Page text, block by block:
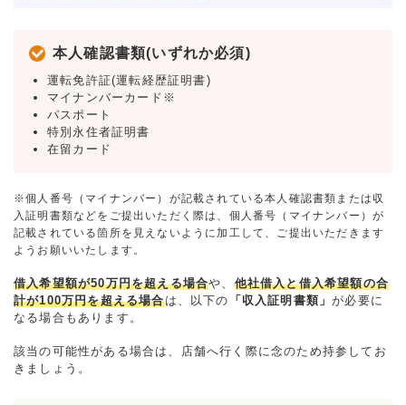
本人確認書類(いずれか必須)
運転免許証(運転経歴証明書)
マイナンバーカード※
パスポート
特別永住者証明書
在留カード
※個人番号（マイナンバー）が記載されている本人確認書類または収
入証明書類などをご提出いただく際は、個人番号（マイナンバー）が
記載されている箇所を見えないように加工して、ご提出いただきます
ようお願いいたします。
借入希望額が50万円を超える場合や、 他社借入と借入希望額の合
計が100万円を超える場合は、以下の 「収入証明書類」が必要に
なる場合もあります。
該当の可能性がある場合は、店舗へ行く際に念のため持参してお
きましょう。